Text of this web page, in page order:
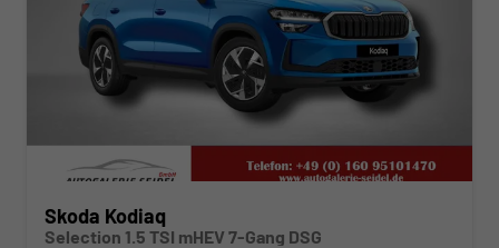
Skoda Kodiaq
Selection 1.5 TSI mHEV 7-Gang DSG